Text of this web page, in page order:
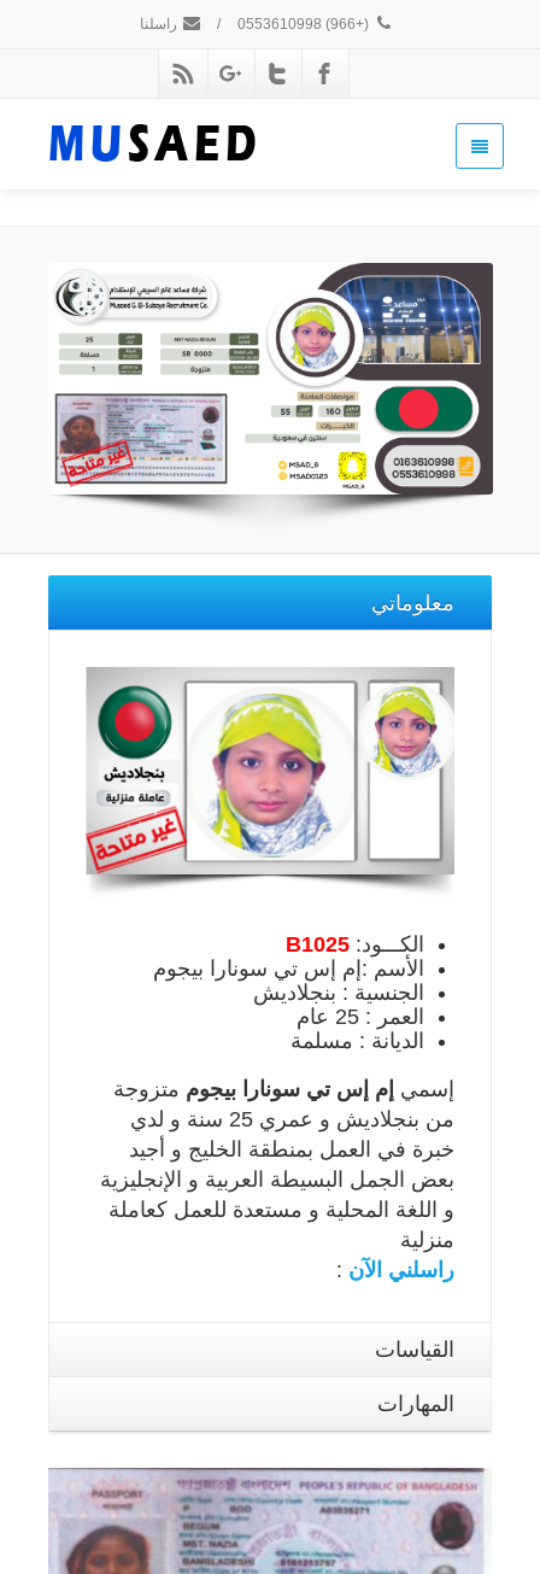
(+966) 0553610998
/ راسلنا
معلوماتي
الكـــود: B1025
الأسم :إم إس تي سونارا بيجوم
الجنسية : بنجلاديش
العمر : 25 عام
الديانة : مسلمة
إسمي إم إس تي سونارا بيجوم متزوجة
من بنجلاديش و عمري 25 سنة و لدي
خبرة في العمل بمنطقة الخليج و أجيد
بعض الجمل البسيطة العربية و الإنجليزية
و اللغة المحلية و مستعدة للعمل كعاملة
منزلية
راسلني الآن :
القياسات
المهارات